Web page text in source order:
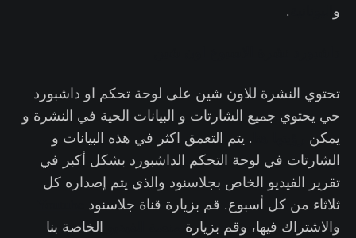
و
.
تحتوي النشرة للاون شين على لوحة تحكم او داشبورد
حي يحتوي جميع الشارتات و البيانات الحية في النشرة و
يمكن
. يتم التعمق اكثر في هذه البيانات و
الشارتات في لوحة التحكم الداشبورد بشكل أكبر في
تقرير الفيديو الخاص بجلاسنود والذي يتم إصداره كل
ثلاثاء من كل أسبوع. قم بزيارة قناة جلاسنود
والاشتراك فيها، وقم بزيارة
الخاصة بنا